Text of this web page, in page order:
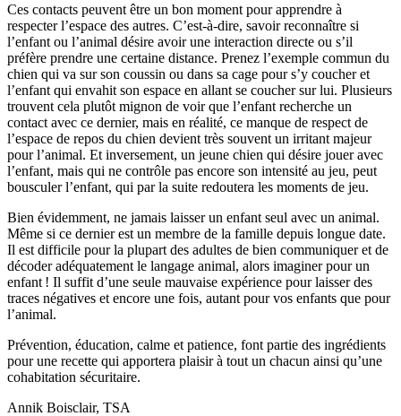
Ces contacts peuvent être un bon moment pour apprendre à
respecter l’espace des autres. C’est-à-dire, savoir reconnaître si
l’enfant ou l’animal désire avoir une interaction directe ou s’il
préfère prendre une certaine distance. Prenez l’exemple commun du
chien qui va sur son coussin ou dans sa cage pour s’y coucher et
l’enfant qui envahit son espace en allant se coucher sur lui. Plusieurs
trouvent cela plutôt mignon de voir que l’enfant recherche un
contact avec ce dernier, mais en réalité, ce manque de respect de
l’espace de repos du chien devient très souvent un irritant majeur
pour l’animal. Et inversement, un jeune chien qui désire jouer avec
l’enfant, mais qui ne contrôle pas encore son intensité au jeu, peut
bousculer l’enfant, qui par la suite redoutera les moments de jeu.
Bien évidemment, ne jamais laisser un enfant seul avec un animal.
Même si ce dernier est un membre de la famille depuis longue date.
Il est difficile pour la plupart des adultes de bien communiquer et de
décoder adéquatement le langage animal, alors imaginer pour un
enfant ! Il suffit d’une seule mauvaise expérience pour laisser des
traces négatives et encore une fois, autant pour vos enfants que pour
l’animal.
Prévention, éducation, calme et patience, font partie des ingrédients
pour une recette qui apportera plaisir à tout un chacun ainsi qu’une
cohabitation sécuritaire.
Annik Boisclair, TSA